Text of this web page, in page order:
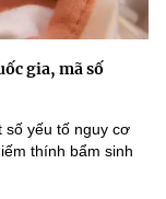
gia, mã số
số yếu tố nguy cơ
thính bẩm sinh